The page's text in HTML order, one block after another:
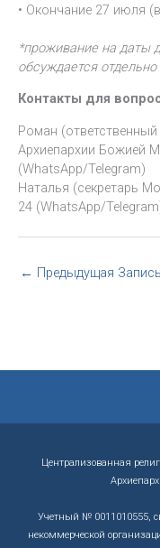
• Окончание 27 июля
*проживание на даты
обсуждается отдельно
Контакты для
Роман
Архиепархии Божией
(WhatsApp/Telegram)
Наталья (секретарь
24 (WhatsApp/
← Предыдущая Запись
Централизованная
Учетный № 0011010555,
некоммерческой